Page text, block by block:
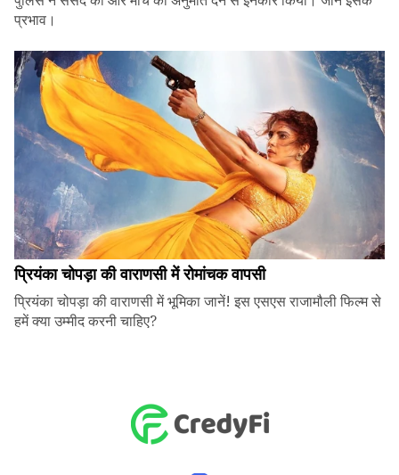
प्रभाव।
प्रियंका चोपड़ा की वाराणसी में रोमांचक वापसी
प्रियंका चोपड़ा की वाराणसी में भूमिका जानें! इस एसएस राजामौली फिल्म से
हमें क्या उम्मीद करनी चाहिए?